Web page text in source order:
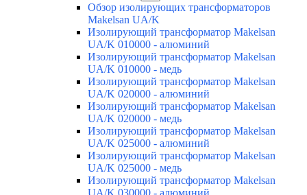
Обзор изолирующих трансформаторов
Makelsan UA/K
Изолирующий трансформатор Makelsan
UA/K 010000 - алюминий
Изолирующий трансформатор Makelsan
UA/K 010000 - медь
Изолирующий трансформатор Makelsan
UA/K 020000 - алюминий
Изолирующий трансформатор Makelsan
UA/K 020000 - медь
Изолирующий трансформатор Makelsan
UA/K 025000 - алюминий
Изолирующий трансформатор Makelsan
UA/K 025000 - медь
Изолирующий трансформатор Makelsan
UA/K 030000 - алюминий